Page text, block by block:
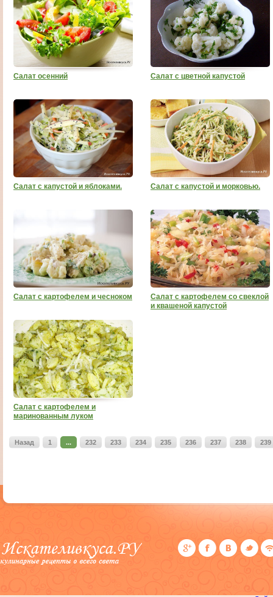
Салат осенний Салат с цветной капустой
Салат с капустой и яблоками. Салат с капустой и морковью.
Салат с картофелем и чесноком
Салат с картофелем со свеклой
и квашеной капустой
Салат с картофелем и
маринованным луком
Назад 1 ... 232 233 234 235 236 237 238 239